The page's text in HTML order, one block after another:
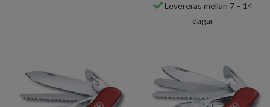
Levereras mellan 7 – 14
dagar